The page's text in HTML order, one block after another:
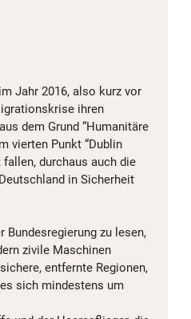
Jahr 2016, also kurz vor
ihren
dem Grund “Humanitäre
vierten Punkt “Dublin
durchaus auch die
in Sicherheit
zu lesen,
zivile Maschinen
entfernte Regionen,
sich mindestens um